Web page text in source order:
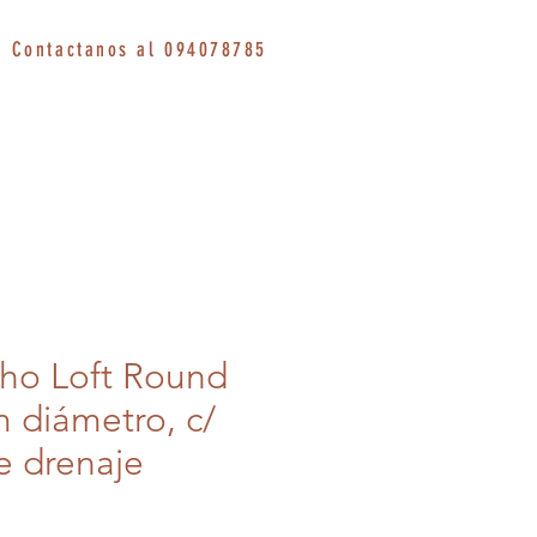
Contactanos al 094078785
Loft Round
diámetro, c/
drenaje